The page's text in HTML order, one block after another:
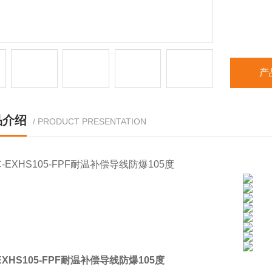
产
绍 / PRODUCT PRESENTATION
FPF耐温补偿导线防爆105度